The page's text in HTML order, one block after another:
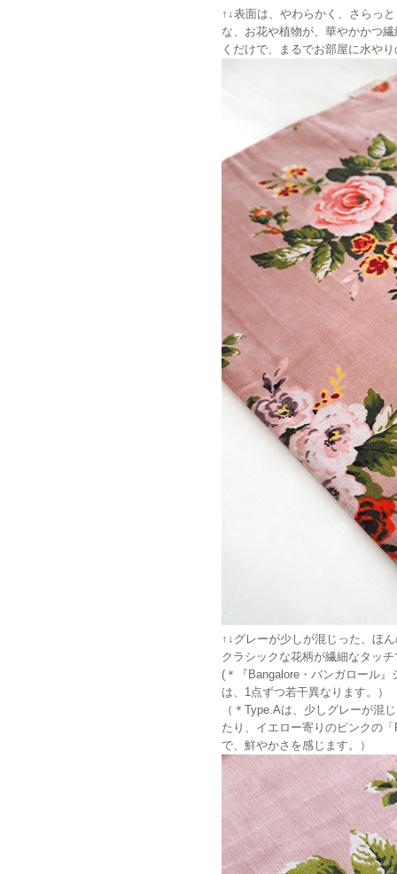
↑↓表面は、やわらかく、さらっ
な、お花や植物が、華やかかつ
くだけで、まるでお部屋に水や
↑↓グレーが少しが混じった、ほ
クラシックな花柄が繊細なタッ
(＊『Bangalore・バンガロール
は、1点ずつ若干異なります。）
（＊Type.Aは、少しグレーが混
たり、イエロー寄りのピンクの
で、鮮やかさを感じます。）